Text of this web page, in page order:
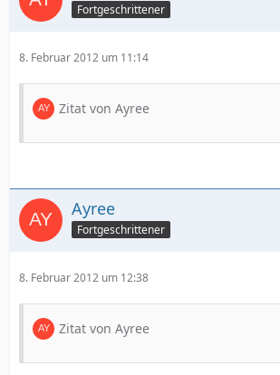
Fortgeschrittener
8. Februar 2012 um 11:14
Zitat von Ayree
Ayree
Fortgeschrittener
8. Februar 2012 um 12:38
Zitat von Ayree